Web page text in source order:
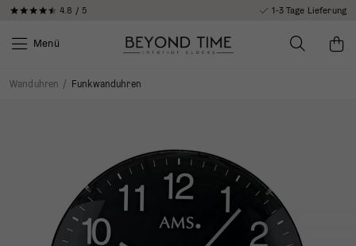
4.8 / 5 1-3 Tage Lieferung
Menü
Wanduhren / Funkwanduhren